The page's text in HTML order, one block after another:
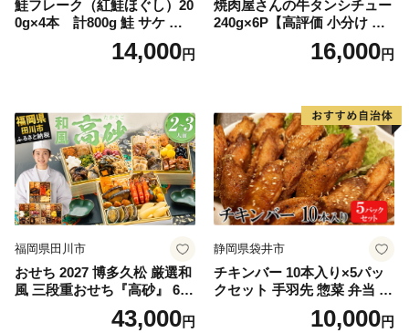
鮭フレーク（紅鮭ほぐし）20
0g×4本 計800g 鮭 サケ 鮭
ほぐし サケフレーク シャケ
フレーク 鮭フレーク14,000円
焼肉屋さんの牛タンシチュー
240g×6P【高評価 小分け 惣
菜 牛たん 一人暮らし 冷凍】
16,000円
福岡県田川市
おせち 2027 博多久松 厳選和
風 三段重おせち『高砂』 6.5
寸 3段重 2～3人前 おせち料
理 重箱 お正月 冷凍おせち 縁
43,000円
静岡県袋井市
チキンバー 10本入り×5パッ
クセット 手羽先 惣菜 弁当 お
かず お酒 おつまみ ギフト キ
ャンプ アウトドア キャンプ
10,000円